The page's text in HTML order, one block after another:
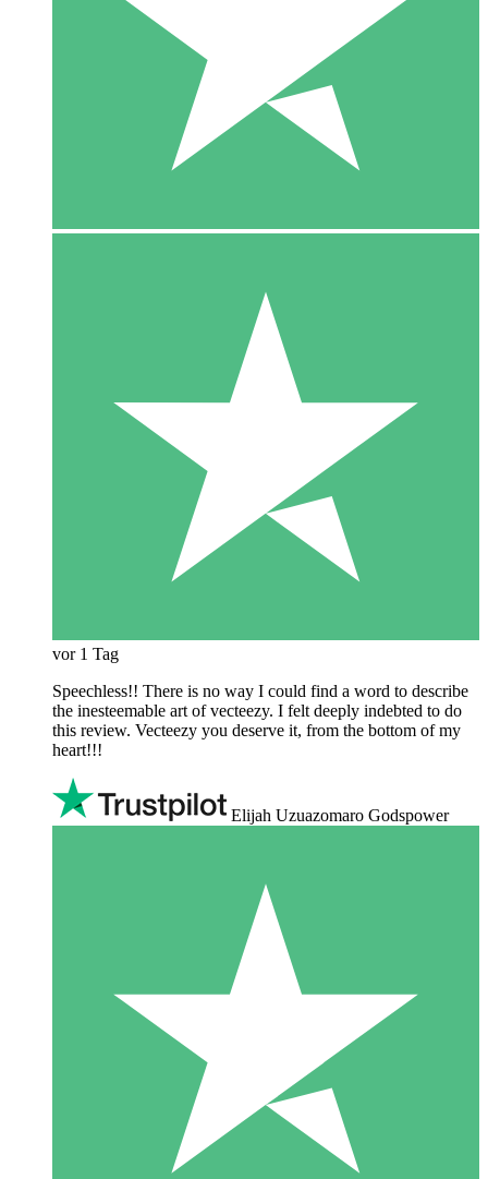
vor 1 Tag
Speechless!! There is no way I could find a word to describe
the inesteemable art of vecteezy. I felt deeply indebted to do
this review. Vecteezy you deserve it, from the bottom of my
heart!!!
Elijah Uzuazomaro Godspower